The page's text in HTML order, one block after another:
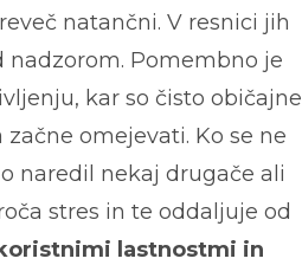
natančni. V resnici jih
nadzorom. Pomembno je
kar so čisto običajne
omejevati. Ko se ne
naredil nekaj drugače ali
stres in te oddaljuje od
lastnostmi in